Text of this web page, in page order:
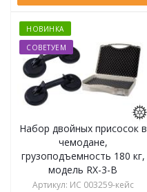
НОВИНКА
СОВЕТУЕМ
Набор двойных присосок в
чемодане,
грузоподъемность 180 кг,
модель RX-3-B
Артикул: ИС 003259-кейс